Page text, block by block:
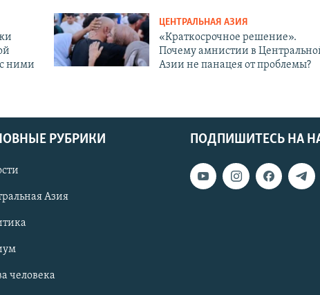
ними
ЦЕНТРАЛЬНАЯ АЗИЯ
«Краткосрочное решение».
Почему амнистии в
Азии не панацея от проблемы?
ПОДПИШИТЕСЬ НА
РУБРИКИ
Азия
человека